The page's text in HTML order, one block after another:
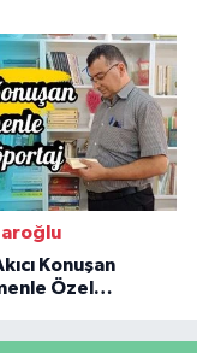
Konuşan
Özel